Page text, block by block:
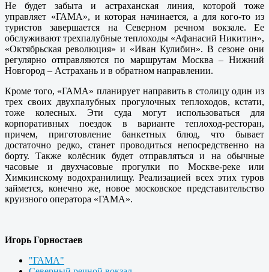
Не будет забыта и астраханская линия, которой тоже
управляет «ГАМА», и которая начинается, а для кого-то из
туристов завершается на Северном речном вокзале. Ее
обслуживают трехпалубные теплоходы «Афанасий Никитин»,
«Октябрьская революция» и «Иван Кулибин». В сезоне они
регулярно отправляются по маршрутам Москва – Нижний
Новгород – Астрахань и в обратном направлении.
Кроме того, «ГАМА» планирует направить в столицу один из
трех своих двухпалубных прогулочных теплоходов, кстати,
тоже колесных. Эти суда могут использоваться для
корпоративных поездок в варианте теплоход-ресторан,
причем, приготовление банкетных блюд, что бывает
достаточно редко, станет проводиться непосредственно на
борту. Также колёсник будет отправляться и на обычные
часовые и двухчасовые прогулки по Москве-реке или
Химкинскому водохранилищу. Реализацией всех этих туров
займется, конечно же, новое московское представительство
круизного оператора «ГАМА».
Игорь Горностаев
"ГАМА"